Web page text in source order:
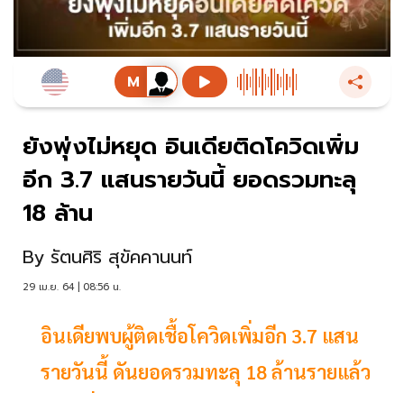
ยังพุ่งไม่หยุด อินเดียติดโควิดเพิ่ม
อีก 3.7 แสนรายวันนี้ ยอดรวมทะลุ
18 ล้าน
By รัตนศิริ สุขัคคานนท์
29 เม.ย. 64 | 08:56 น.
อินเดียพบผู้ติดเชื้อโควิดเพิ่มอีก 3.7 แสน
รายวันนี้ ดันยอดรวมทะลุ 18 ล้านรายแล้ว